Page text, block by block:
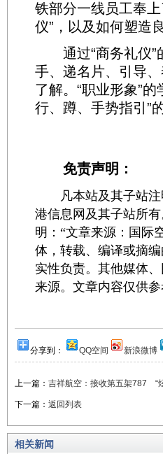
铁部分一线员工奉
仪”，以及如何塑造
通过“商务礼仪”
手、递名片、引导
了解。“职业形象”
行、蹲、手势指引”
免责声明：
凡本站及其子站注
港信息网及其子站所
明：“文章来源：国际
体，转载、编译或摘
实性负责。其他媒体
来源。文章内容仅供参
分享到： QQ空间 新浪微博
上一篇： 吉祥航空：接收第五架787 “
下一篇： 返回列表
相关新闻